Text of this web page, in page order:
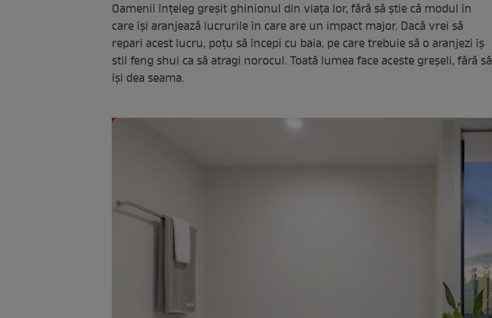
Oamenii înțeleg greșit ghinionul din viața lor, fără să știe că modul în
care își aranjează lucrurile în care are un impact major. Dacă vrei să
repari acest lucru, poțu să începi cu baia, pe care trebuie să o aranjezi îș
stil feng shui ca să atragi norocul. Toată lumea face aceste greșeli, fără să
își dea seama.